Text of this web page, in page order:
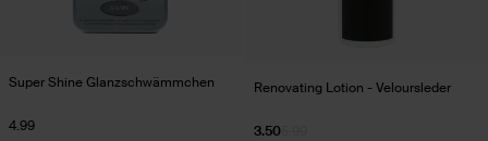
Super Shine Glanzschwämmchen
4.99
Renovating Lotion - Veloursleder
3.50